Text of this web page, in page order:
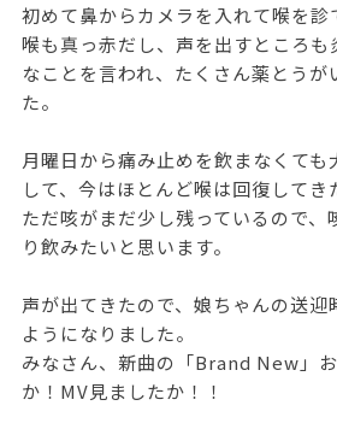
初めて鼻からカメラを入れて喉を診
喉も真っ赤だし、声を出すところ
なことを言われ、たくさん薬とうが
た。
月曜日から痛み止めを飲まなくても
して、今はほとんど喉は回復してき
ただ咳がまだ少し残っているので、
り飲みたいと思います。
声が出てきたので、娘ちゃんの送迎
ようになりました。
みなさん、新曲の「Brand New」
か！MV見ましたか！！